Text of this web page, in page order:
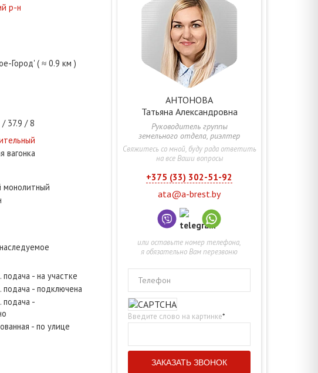
р-н
Город' ( ≈ 0.9 км )
37.9
8
вагонка
монолитный
подача - на участке
подача - подключена
подача -
- по улице
АНТОНОВА
Татьяна Александровна
Руководитель группы
земельного отдела, риэлтер
Свяжитесь со мной, буду рада ответить
на все Ваши вопросы
+375 (33) 302-51-92
ata@a-brest.by
или оставьте номер телефона,
я обязательно Вам перезвоню
Телефон
Введите слово на картинке*